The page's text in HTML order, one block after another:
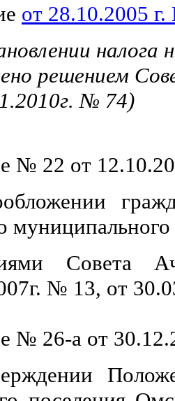
от 28.10.2005
налога
решением
№ 74)
№ 22 от
Совета
№ 13, от
№ 26-а от